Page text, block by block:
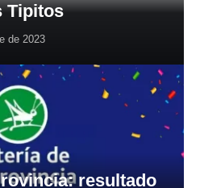
Tipitos
de 2023
resultado